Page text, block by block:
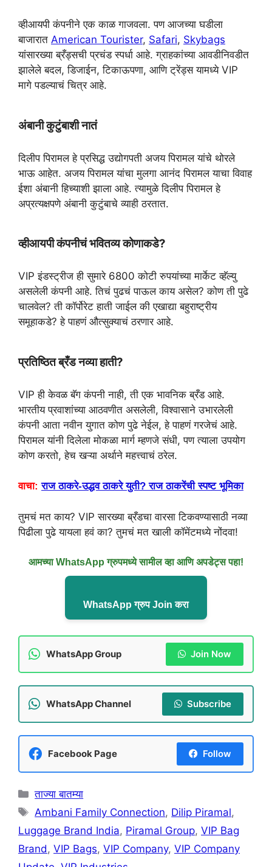
व्हीआयपी कंपनीने एक काळ गाजवला. पण आजच्या घडीला
बाजारात American Tourister, Safari, Skybags
यांसारख्या ब्रँड्सची प्रचंड स्पर्धा आहे. ग्राहकांच्या आवडीनिवडीत
झालेले बदल, डिजाईन, टिकाऊपणा, आणि ट्रेंड्स यामध्ये VIP
मागे पडल्याचं चित्र आहे.
अंबानी कुटुंबाशी नातं
दिलीप पिरामल हे प्रसिद्ध उद्योगपती अजय पिरामल यांचे थोरले
भाऊ आहेत. अजय पिरामल यांचा मुलगा आनंद पिरामल याचा विवाह
ईशा अंबानी हिच्याशी झाला आहे. त्यामुळे दिलीप पिरामल हे
अप्रत्यक्षपणे अंबानी कुटुंबाचे व्याही ठरतात.
व्हीआयपी कंपनीचं भवितव्य कोणाकडे?
VIP इंडस्ट्रीज ही सुमारे 6800 कोटी रुपयांच्या मार्केट व्हॅल्यु
असलेली कंपनी आहे. तिचं पुढचं पाऊल काय असेल? कोण ती पुढे
चालवेल? ती कॉर्पोरेट हाती जाईल की एखाद्या बहुराष्ट्रीय
समूहाकडे? हे पाहणं औत्सुक्याचं ठरणार आहे.
प्रतिष्ठित ब्रँड नव्या हाती?
VIP ही केवळ बॅग कंपनी नाही, ती एक भावनिक ब्रँड आहे.
भारतीय प्रवाशांच्या आठवणीत असलेली, विश्वासाने उभारलेली
कंपनी आता नवीन युगात कोण पुढे नेईल, हे पाहणं गरजेचं आहे.
पिरामल यांनी दिलेला मोकळा मार्ग म्हणजे संधी, पण त्याला उपयोग
कोण करतो, हेच खऱ्या अर्थाने महत्त्वाचं ठरेल.
वाचा:राज ठाकरे-उद्धव ठाकरे युती? राज ठाकरेंची स्पष्ट भूमिका
तुमचं मत काय? VIP सारख्या ब्रँडचा वारसा टिकवण्यासाठी नव्या
पिढीला पुढे यायला हवं का? तुमचं मत खाली कॉमेंटमध्ये नोंदवा!
आमच्या WhatsApp ग्रुपमध्ये सामील व्हा आणि अपडेट्स पहा!
WhatsApp ग्रुप Join करा
WhatsApp Group Join Now
WhatsApp Channel Subscribe
Facebook Page Follow
Categories
ताज्या बातम्या
Tags
Ambani Family Connection, Dilip Piramal,
Luggage Brand India, Piramal Group, VIP Bag
Brand , VIP Bags, VIP Company, VIP Company